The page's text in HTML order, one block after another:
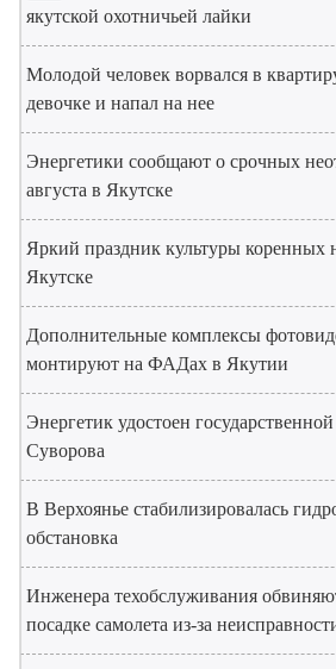
якутской охотничьей лайки
Молодой человек ворвался в
девочке и напал на нее
Энергетики сообщают о срочных
августа в Якутске
Яркий праздник культуры коренных
Якутске
Дополнительные комплексы
монтируют на ФАДах в Якутии
Энергетик удостоен
Суворова
В Верхоянье стабилизировалась
обстановка
Инженера техобслуживания
посадке самолета из-за